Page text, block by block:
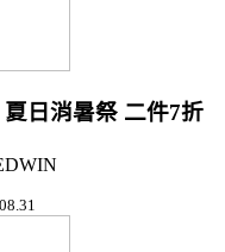
夏日消暑祭 二件7折